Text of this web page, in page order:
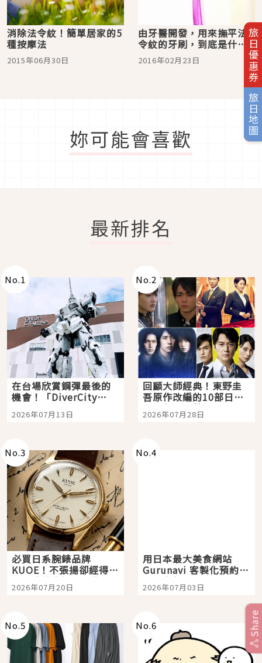
旅日優惠券
旅日地圖
消除法令紋！簡單居家的5
種按摩法
2015年06月30日
由牙醫開發，用來撫平法
令紋的牙刷，到底是什麼
樣的牙刷呢？
2016年02月23日
妳可能會喜歡
最新排名
No.1
在台場欣賞鋼彈最後的
機會！「DiverCity
Tokyo Plaza」搭船、
購物、美食及夜景，一
2026年07月13日
No.2
回顧大師經典！東野圭
吾原作改編的10部日本
影視作品推薦
2026年07月28日
No.3
必買日系腕錶品牌
KUOE！不張揚卻經得起
時間洗鍊的經典之作五
選
2026年07月20日
No.4
用日本最大美食網站
Gurunavi 客製化預約九
大都市餐廳，打造專屬
美食體驗！
2026年07月03日
No.5 No.6 Share